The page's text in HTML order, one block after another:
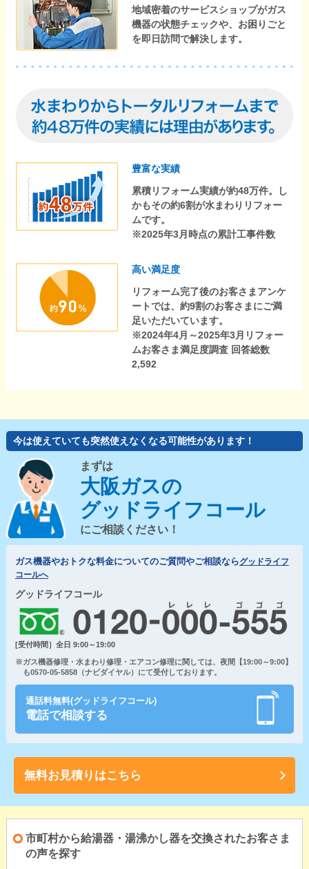
地域密着のサービスショップがガス
機器の状態チェックや、お困りごと
を即日訪問で解決します。
豊富な実績
累積リフォーム実績が約48万件。し
かもその約6割が水まわりリフォー
ムです。
※2025年3月時点の累計工事件数
高い満足度
リフォーム完了後のお客さまアンケ
ートでは、約9割のお客さまにご満
足いただいています。
※2024年4月～2025年3月リフォー
ムお客さま満足度調査 回答総数
2,592
今は使えていても突然使えなくなる可能性があります！
まずは
大阪ガスの
グッドライフコール
にご相談ください！
ガス機器やおトクな料金についてのご質問やご相談ならグッドライフ
コールへ
グッドライフコール
[受付時間］全日 9:00～19:00
※ガス機器修理・水まわり修理・エアコン修理に関しては、夜間【19:00～9:00】
も0570-05-5858（ナビダイヤル）にて受付しております。
通話料無料(グッドライフコール)
電話で相談する
無料お見積りはこちら
市町村から給湯器・湯沸かし器を交換されたお客さま
の声を探す